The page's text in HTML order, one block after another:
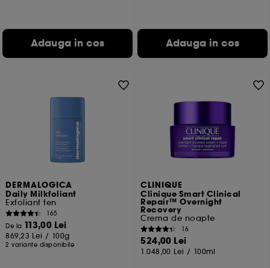
Adauga in cos Adauga in cos
DERMALOGICA
Daily Milkfoliant
Exfoliant ten
165
De la 113,00 Lei
869,23 Lei / 100g
2 variante disponibile
CLINIQUE
Clinique Smart Clinical
Repair™ Overnight
Recovery
Crema de noapte
16
524,00 Lei
1.048,00 Lei / 100ml